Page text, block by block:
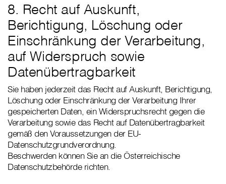
8. Recht auf Auskunft,
Berichtigung, Löschung oder
Einschränkung der Verarbeitung,
auf Widerspruch sowie
Datenübertragbarkeit
Sie haben jederzeit das Recht auf Auskunft, Berichtigung,
Löschung oder Einschränkung der Verarbeitung Ihrer
gespeicherten Daten, ein Widerspruchsrecht gegen die
Verarbeitung sowie das Recht auf Datenübertragbarkeit
gemäß den Voraussetzungen der EU-
Datenschutzgrundverordnung.
Beschwerden können Sie an die Österreichische
Datenschutzbehörde richten.